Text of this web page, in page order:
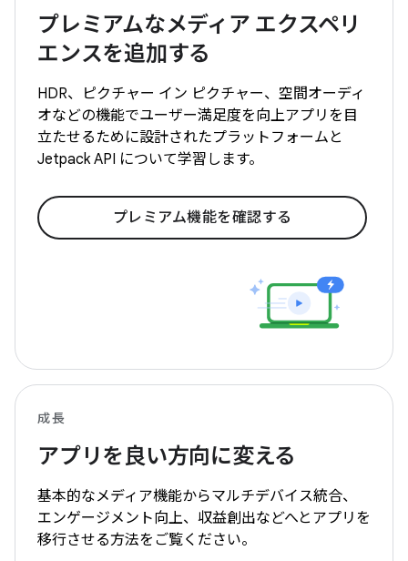
プレミアムなメディア エクスペリ
エンスを追加する
HDR、ピクチャー イン ピクチャー、空間オーディ
オなどの機能でユーザー満足度を向上アプリを目
立たせるために設計されたプラットフォームと
Jetpack API について学習します。
プレミアム機能を確認する
成長
アプリを良い方向に変える
基本的なメディア機能からマルチデバイス統合、
エンゲージメント向上、収益創出などへとアプリを
移行させる方法をご覧ください。